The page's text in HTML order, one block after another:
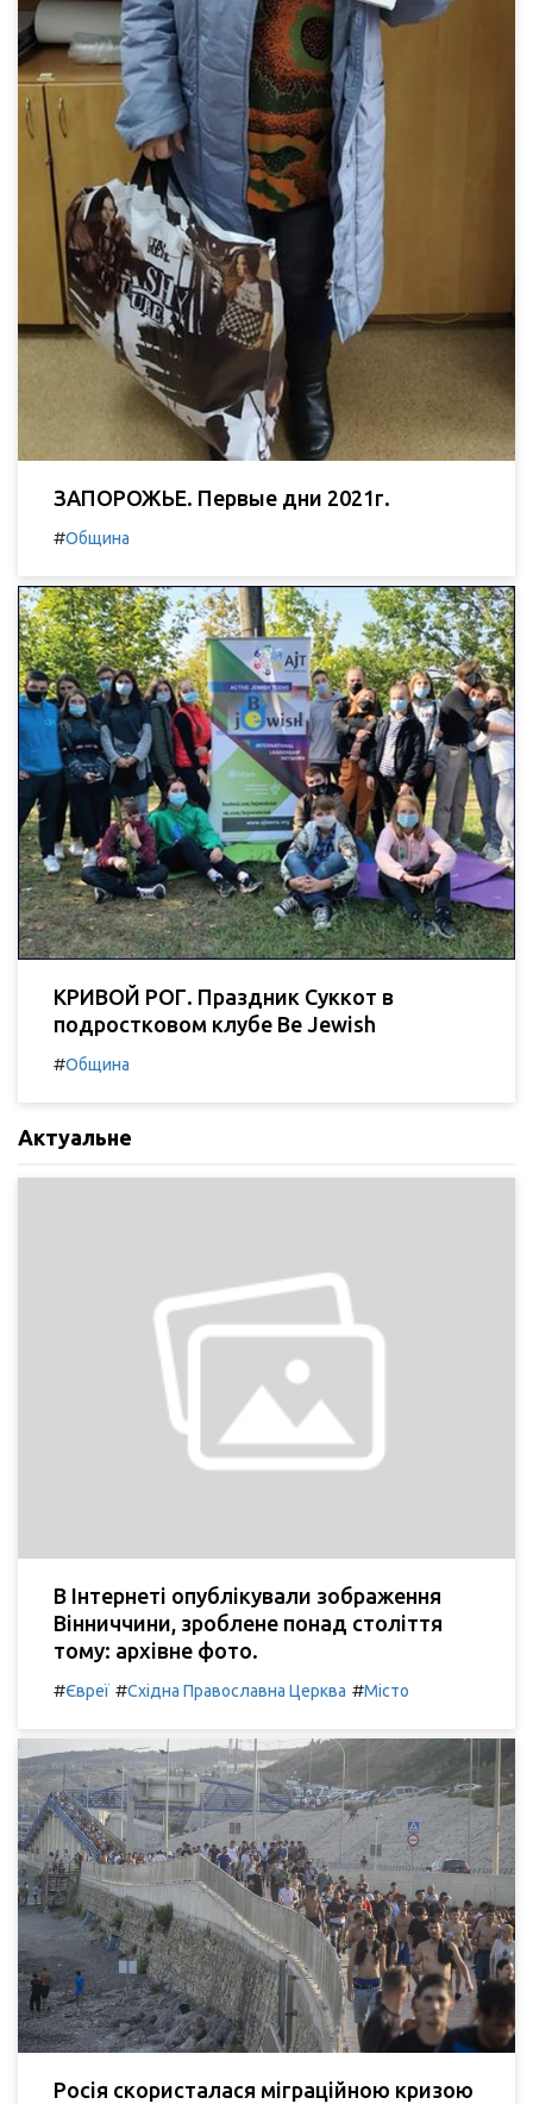
ЗАПОРОЖЬЕ. Первые дни 2021г.
#Община
КРИВОЙ РОГ. Праздник Суккот в
подростковом клубе Be Jewish
#Община
Актуальне
В Інтернеті опублікували зображення
Вінниччини, зроблене понад століття
тому: архівне фото.
#Євреї #Східна Православна Церква #Місто
Росія скористалася міграційною кризою